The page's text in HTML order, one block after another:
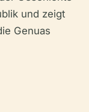
und zeigt
Genuas